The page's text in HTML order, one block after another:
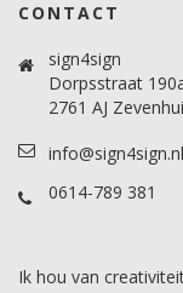
CONTACT
sign4sign
Dorpsstraat
2761 AJ
info@sign4sign.nl
0614-789 381
Ik hou van